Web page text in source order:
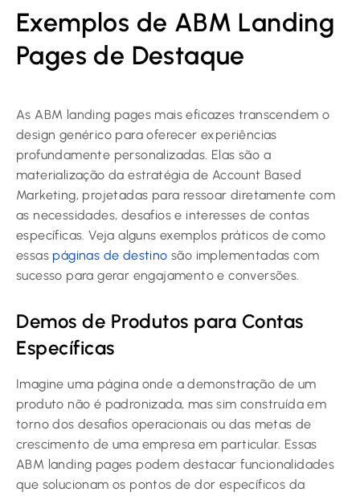
Exemplos de ABM Landing
Pages de Destaque
As ABM landing pages mais eficazes transcendem o
design genérico para oferecer experiências
profundamente personalizadas. Elas são a
materialização da estratégia de Account Based
Marketing, projetadas para ressoar diretamente com
as necessidades, desafios e interesses de contas
específicas. Veja alguns exemplos práticos de como
essas páginas de destino são implementadas com
sucesso para gerar engajamento e conversões.
Demos de Produtos para Contas
Específicas
Imagine uma página onde a demonstração de um
produto não é padronizada, mas sim construída em
torno dos desafios operacionais ou das metas de
crescimento de uma empresa em particular. Essas
ABM landing pages podem destacar funcionalidades
que solucionam os pontos de dor específicos da